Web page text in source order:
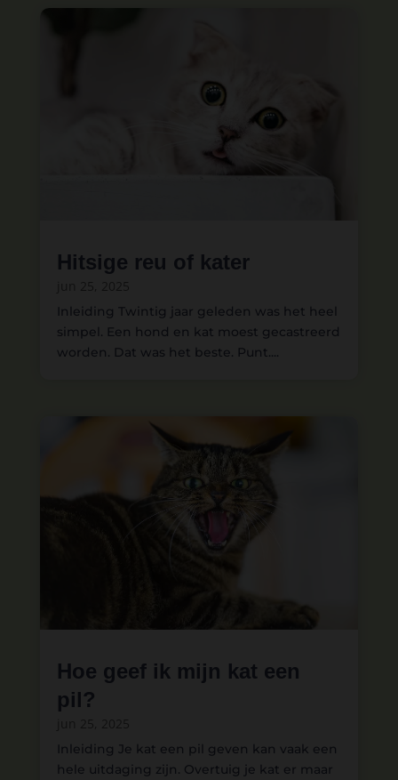
Hitsige reu of kater
Inleiding Twintig jaar geleden was het heel
simpel. Een hond en kat moest gecastreerd
worden. Dat was het beste. Punt....
Hoe geef ik mijn kat een
pil?
Inleiding Je kat een pil geven kan vaak een
hele uitdaging zijn. Overtuig je kat er maar